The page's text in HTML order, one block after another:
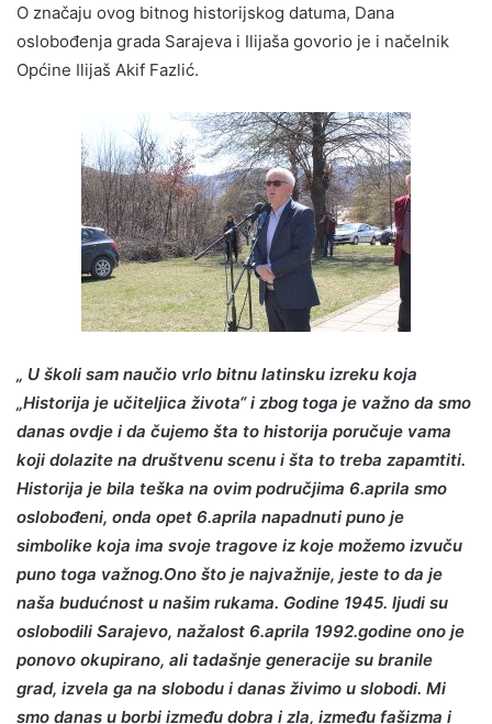
O značaju ovog bitnog historijskog datuma, Dana
oslobođenja grada Sarajeva i Ilijaša govorio je i načelnik
Općine Ilijaš Akif Fazlić.
„ U školi sam naučio vrlo bitnu latinsku izreku koja
„Historija je učiteljica života“ i zbog toga je važno da smo
danas ovdje i da čujemo šta to historija poručuje vama
koji dolazite na društvenu scenu i šta to treba zapamtiti.
Historija je bila teška na ovim područjima 6.aprila smo
oslobođeni, onda opet 6.aprila napadnuti puno je
simbolike koja ima svoje tragove iz koje možemo izvuču
puno toga važnog.Ono što je najvažnije, jeste to da je
naša budućnost u našim rukama. Godine 1945. ljudi su
oslobodili Sarajevo, nažalost 6.aprila 1992.godine ono je
ponovo okupirano, ali tadašnje generacije su branile
grad, izvela ga na slobodu i danas živimo u slobodi. Mi
smo danas u borbi između dobra i zla, između fašizma i